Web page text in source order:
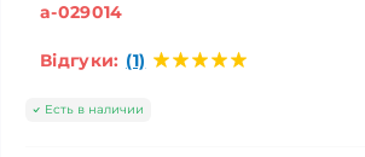
a-029014
Відгуки: (1)
Есть в наличии